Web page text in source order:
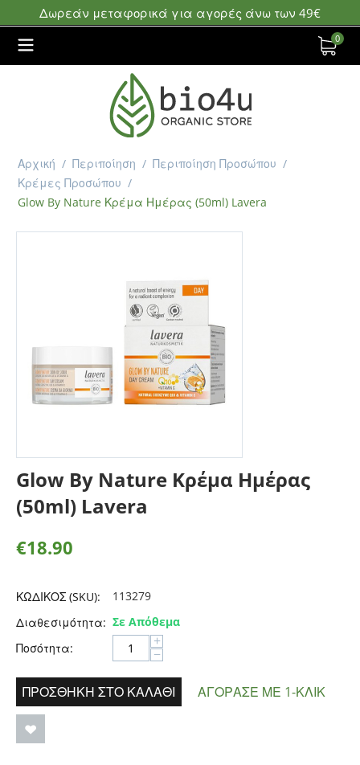
Δωρεάν μεταφορικά για αγορές άνω των 49€
0
Αρχική / Περιποίηση / Περιποίηση Προσώπου /
Κρέμες Προσώπου /
Glow By Nature Κρέμα Ημέρας (50ml) Lavera
Glow By Nature Κρέμα Ημέρας
(50ml) Lavera
€18.90
ΚΩΔΙΚΟΣ (SKU):
113279
Διαθεσιμότητα: Σε Απόθεμα
Ποσότητα:
+
−
ΠΡΟΣΘΉΚΗ ΣΤΟ ΚΑΛΆΘΙ ΑΓΌΡΑΣΕ ΜΕ 1-ΚΛΙΚ